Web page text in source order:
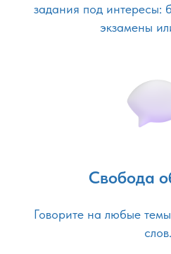
задания под интересы:
экзамены
Свобода
Говорите на любые
слов.